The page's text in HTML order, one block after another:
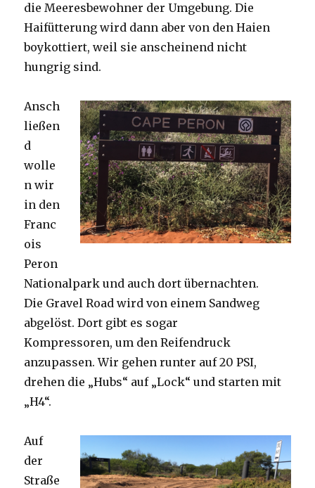
die Meeresbewohner der Umgebung. Die
Haifütterung wird dann aber von den Haien
boykottiert, weil sie anscheinend nicht
hungrig sind.
Ansch
ließen
d
wolle
n wir
in den
Franc
ois
Peron
Nationalpark und auch dort übernachten.
Die Gravel Road wird von einem Sandweg
abgelöst. Dort gibt es sogar
Kompressoren, um den Reifendruck
anzupassen. Wir gehen runter auf 20 PSI,
drehen die „Hubs“ auf „Lock“ und starten mit
„H4“.
Auf
der
Straße